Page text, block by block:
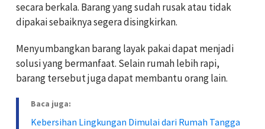
secara berkala. Barang yang sudah rusak atau tidak
dipakai sebaiknya segera disingkirkan.
Menyumbangkan barang layak pakai dapat menjadi
solusi yang bermanfaat. Selain rumah lebih rapi,
barang tersebut juga dapat membantu orang lain.
Baca juga:
Kebersihan Lingkungan Dimulai dari Rumah Tangga